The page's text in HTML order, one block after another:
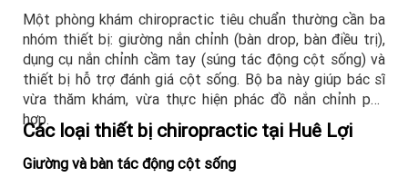
Một phòng khám chiropractic tiêu chuẩn thường cần ba
nhóm thiết bị: giường nắn chỉnh (bàn drop, bàn điều trị),
dụng cụ nắn chỉnh cầm tay (súng tác động cột sống) và
thiết bị hỗ trợ đánh giá cột sống. Bộ ba này giúp bác sĩ
vừa thăm khám, vừa thực hiện phác đồ nắn chỉnh phù
hợp.
Các loại thiết bị chiropractic tại Huê Lợi
Giường và bàn tác động cột sống